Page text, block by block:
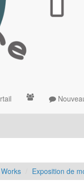
Exposition de